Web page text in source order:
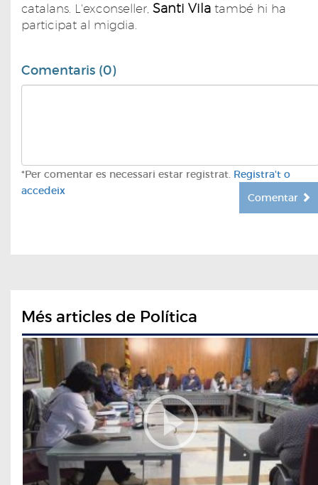
catalans. L'exconseller, Santi Vila també hi ha
participat al migdia.
Comentaris (0)
*Per comentar es necessari estar registrat. Registra't o
accedeix
Comentar
Més articles de Política